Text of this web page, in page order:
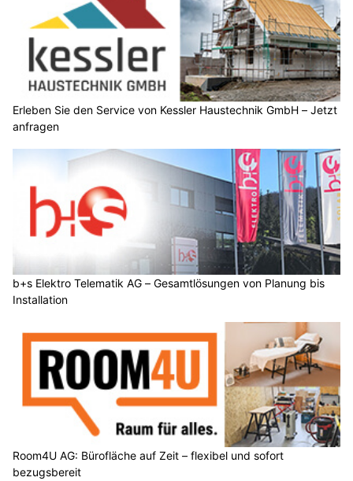
Erleben Sie den Service von Kessler Haustechnik GmbH – Jetzt
anfragen
b+s Elektro Telematik AG – Gesamtlösungen von Planung bis
Installation
Room4U AG: Bürofläche auf Zeit – flexibel und sofort
bezugsbereit